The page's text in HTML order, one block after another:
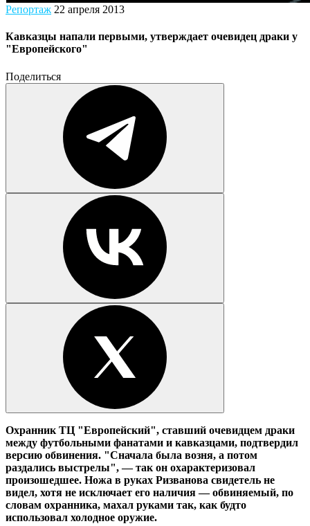
Репортаж 22 апреля 2013
Кавказцы напали первыми, утверждает очевидец драки у
"Европейского"
Поделиться
Охранник ТЦ "Европейский", ставший очевидцем драки
между футбольными фанатами и кавказцами, подтвердил
версию обвинения. "Сначала была возня, а потом
раздались выстрелы", — так он охарактеризовал
произошедшее. Ножа в руках Ризванова свидетель не
видел, хотя не исключает его наличия — обвиняемый, по
словам охранника, махал руками так, как будто
использовал холодное оружие.